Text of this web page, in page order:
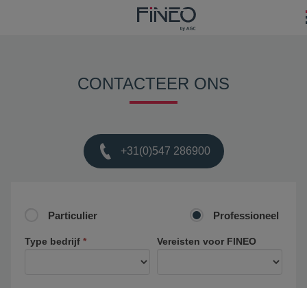
CONTACTEER ONS
+31(0)547 286900
Particulier
Professioneel
Type bedrijf * Vereisten voor FINEO